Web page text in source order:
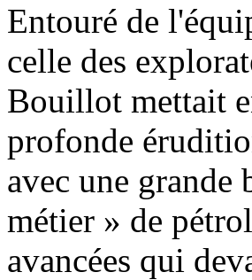
Entouré de
celle des
Bouillot mettait
profonde
avec une grande
métier » de
avancées qui